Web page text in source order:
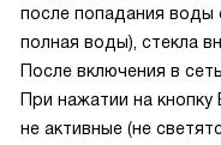
после попадания воды
полная воды), стекла
После включения в
При нажатии на кнопку
не активные (не